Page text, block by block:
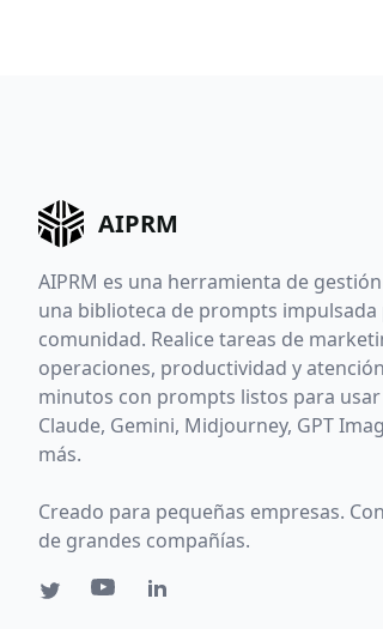
AIPRM
AIPRM es una herramienta de
una biblioteca de prompts impulsada
comunidad. Realice tareas de
operaciones, productividad y
minutos con prompts listos para usar
Claude, Gemini, Midjourney, GPT
más.
Creado para pequeñas empresas.
de grandes compañías.